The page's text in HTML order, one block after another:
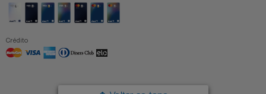
Crédito